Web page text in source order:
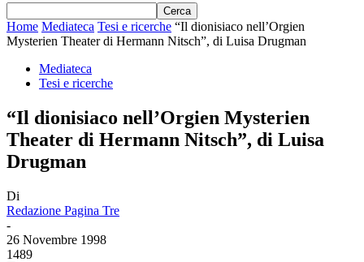
Home Mediateca Tesi e ricerche “Il dionisiaco nell’Orgien
Mysterien Theater di Hermann Nitsch”, di Luisa Drugman
Mediateca
Tesi e ricerche
“Il dionisiaco nell’Orgien Mysterien
Theater di Hermann Nitsch”, di Luisa
Drugman
Di
Redazione Pagina Tre
-
26 Novembre 1998
1489